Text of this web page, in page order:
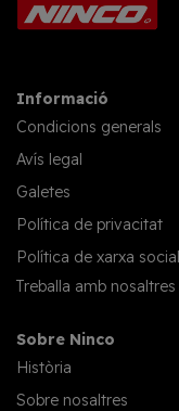
Informació
Condicions generals
Avís legal
Galetes
Política de privacitat
Política de xarxa social
Treballa amb nosaltres
Sobre Ninco
Història
Sobre nosaltres